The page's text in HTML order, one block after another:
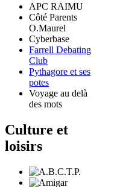
APC RAIMU
Côté Parents
O.Maurel
Cyberbase
Farrell Debating
Club
Pythagore et ses
potes
Voyage au delà
des mots
Culture et
loisirs